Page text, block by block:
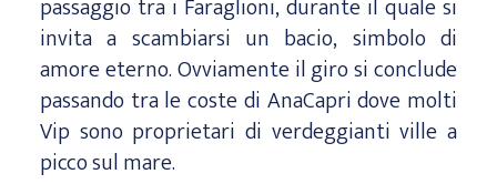
passaggio tra i Faraglioni, durante il quale si
invita a scambiarsi un bacio, simbolo di
amore eterno. Ovviamente il giro si conclude
passando tra le coste di AnaCapri dove molti
Vip sono proprietari di verdeggianti ville a
picco sul mare.